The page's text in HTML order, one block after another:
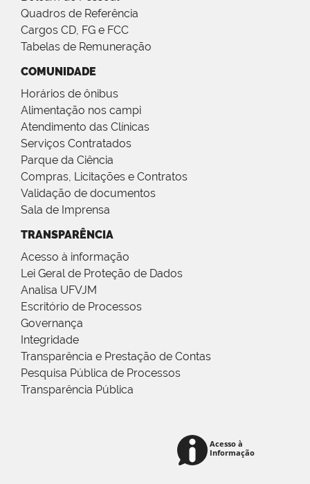
Quadros de Referência
Cargos CD, FG e FCC
Tabelas de Remuneração
COMUNIDADE
Horários de ônibus
Alimentação nos campi
Atendimento das Clínicas
Serviços Contratados
Parque da Ciência
Compras, Licitações e Contratos
Validação de documentos
Sala de Imprensa
TRANSPARÊNCIA
Acesso à informação
Lei Geral de Proteção de Dados
Analisa UFVJM
Escritório de Processos
Governança
Integridade
Transparência e Prestação de Contas
Pesquisa Pública de Processos
Transparência Pública